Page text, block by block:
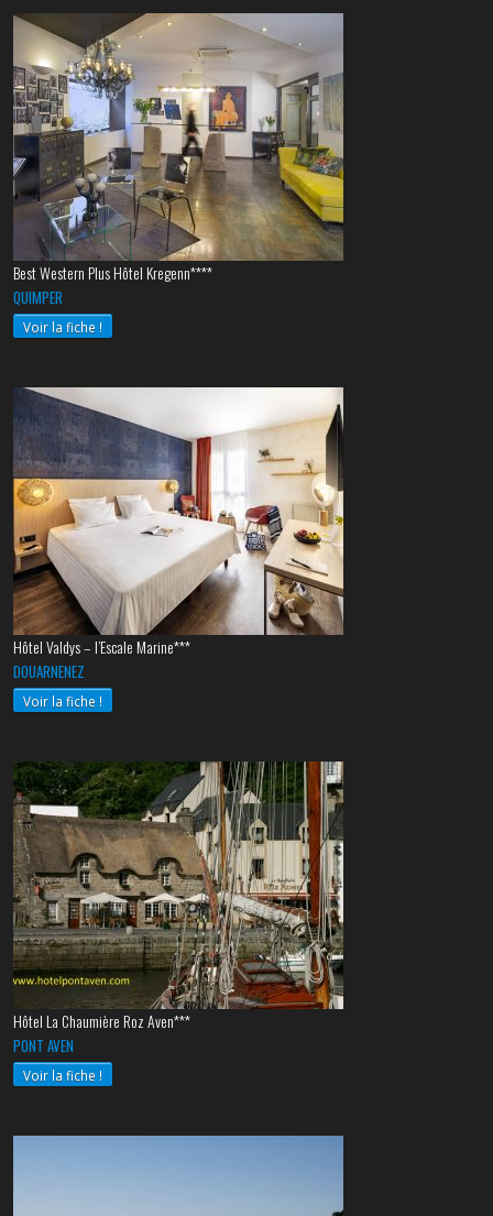
Best Western Plus Hôtel Kregenn****
QUIMPER
Voir la fiche !
Hôtel Valdys – l’Escale Marine***
DOUARNENEZ
Voir la fiche !
Hôtel La Chaumière Roz Aven***
PONT AVEN
Voir la fiche !